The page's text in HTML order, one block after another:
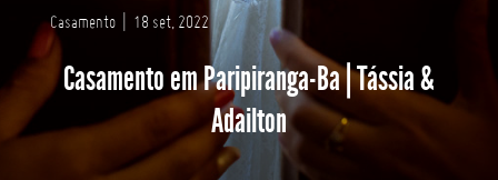
Casamento| 18 set, 2022
Casamento em Paripiranga-Ba | Tássia &
Adailton